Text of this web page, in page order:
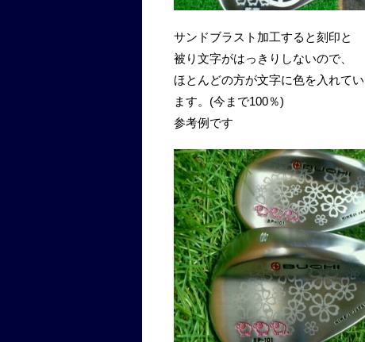
サンドブラスト加工すると刻印と
被り文字がはっきりしないので、
ほとんどの方が文字に色を入れてい
ます。(今まで100％)
参考例です